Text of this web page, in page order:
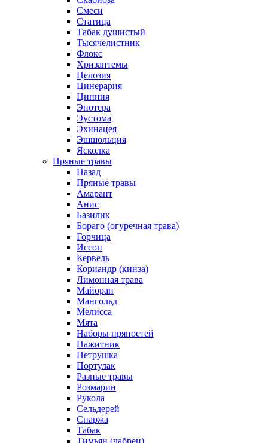
Смеси
Статица
Табак душистый
Тысячелистник
Флокс
Хризантемы
Целозия
Цинерария
Цинния
Энотера
Эустома
Эхинацея
Эшшольция
Ясколка
Пряные травы
Назад
Пряные травы
Амарант
Анис
Базилик
Бораго (огуречная трава)
Горчица
Иссоп
Кервель
Кориандр (кинза)
Лимонная трава
Майоран
Мангольд
Мелисса
Мята
Наборы пряностей
Пажитник
Петрушка
Портулак
Разные травы
Розмарин
Рукола
Сельдерей
Спаржа
Табак
Тимьян (чабрец)